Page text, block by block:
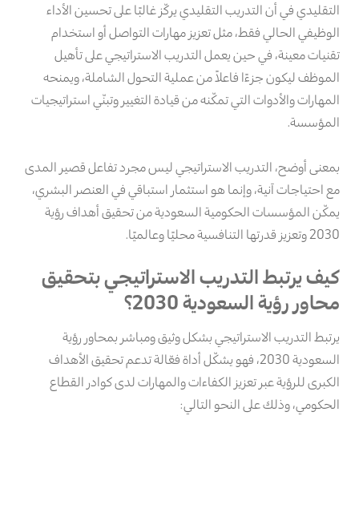
التقليدي في أن التدريب التقليدي يركّز غالبًا على تحسين الأداء
الوظيفي الحالي فقط، مثل تعزيز مهارات التواصل أو استخدام
تقنيات معينة، في حين يعمل التدريب الاستراتيجي على تأهيل
الموظف ليكون جزءًا فاعلاً من عملية التحول الشاملة، ويمنحه
المهارات والأدوات التي تمكّنه من قيادة التغيير وتبنّي استراتيجيات
المؤسسة.
بمعنى أوضح، التدريب الاستراتيجي ليس مجرد تفاعل قصير المدى
مع احتياجات آنية، وإنما هو استثمار استباقي في العنصر البشري،
يمكّن المؤسسات الحكومية السعودية من تحقيق أهداف رؤية
2030 وتعزيز قدرتها التنافسية محليًا وعالميًا.
كيف يرتبط التدريب الاستراتيجي بتحقيق
محاور رؤية السعودية 2030؟
يرتبط التدريب الاستراتيجي بشكل وثيق ومباشر بمحاور رؤية
السعودية 2030، فهو يشكّل أداة فعّالة تدعم تحقيق الأهداف
الكبرى للرؤية عبر تعزيز الكفاءات والمهارات لدى كوادر القطاع
الحكومي، وذلك على النحو التالي: